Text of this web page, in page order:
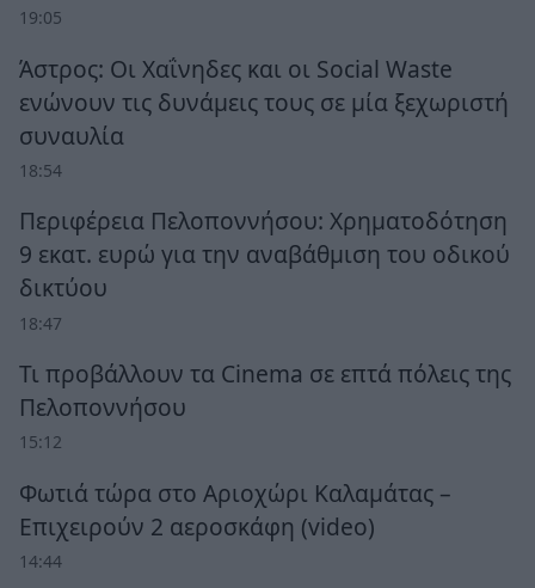
19:05
Άστρος: Οι Χαΐνηδες και οι Social Waste
ενώνουν τις δυνάμεις τους σε μία ξεχωριστή
συναυλία
18:54
Περιφέρεια Πελοποννήσου: Χρηματοδότηση
9 εκατ. ευρώ για την αναβάθμιση του οδικού
δικτύου
18:47
Τι προβάλλουν τα Cinema σε επτά πόλεις της
Πελοποννήσου
15:12
Φωτιά τώρα στο Αριοχώρι Καλαμάτας –
Επιχειρούν 2 αεροσκάφη (video)
14:44